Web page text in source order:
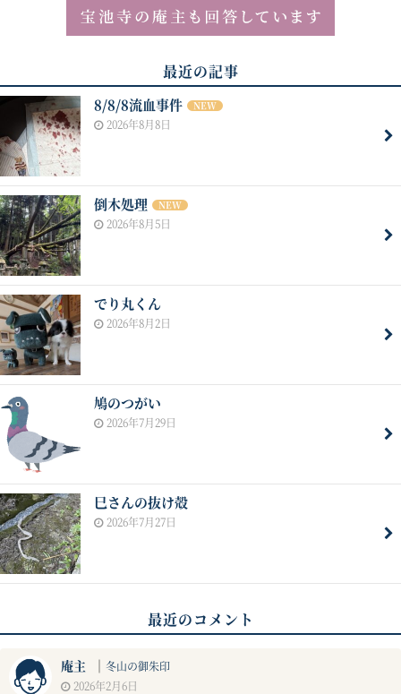
最近の記事
8/8/8流血事件 NEW
2026年8月8日
倒木処理 NEW
2026年8月5日
でり丸くん
2026年8月2日
鳩のつがい
2026年7月29日
巳さんの抜け殻
2026年7月27日
最近のコメント
庵主 ｜ 冬山の御朱印
2026年2月6日